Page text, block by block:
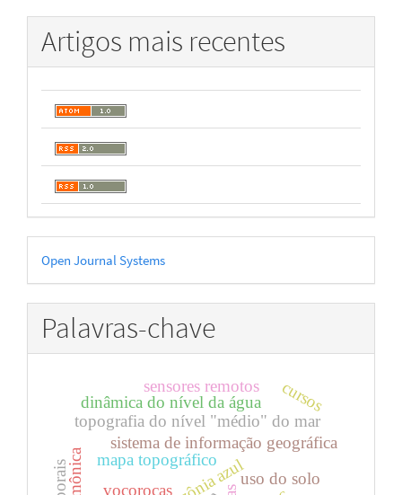
Artigos mais recentes
Desenvolvido
por
Open Journal Systems
Palavras-chave
voçorocas
uso do solo
sistema de informação geográfica
topografia do nível "médio" do mar
mapa topográfico
dinâmica do nível da água
sensores remotos cursos